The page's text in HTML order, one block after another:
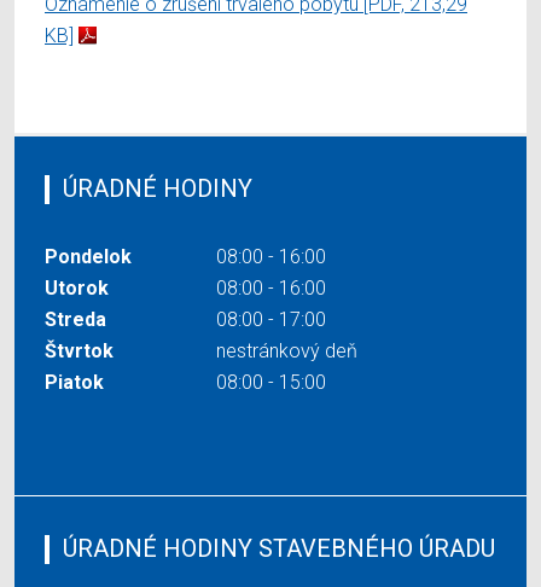
KB]
ÚRADNÉ HODINY
Pondelok
08:00 - 16:00
Utorok
08:00 - 16:00
Streda
08:00 - 17:00
Štvrtok
nestránkový deň
Piatok
08:00 - 15:00
ÚRADNÉ HODINY STAVEBNÉHO ÚRADU